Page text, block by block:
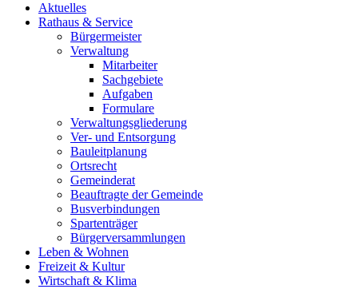
Aktuelles
Rathaus & Service
Bürgermeister
Verwaltung
Mitarbeiter
Sachgebiete
Aufgaben
Formulare
Verwaltungsgliederung
Ver- und Entsorgung
Bauleitplanung
Ortsrecht
Gemeinderat
Beauftragte der Gemeinde
Busverbindungen
Spartenträger
Bürgerversammlungen
Leben & Wohnen
Freizeit & Kultur
Wirtschaft & Klima